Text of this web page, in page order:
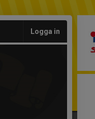
Logga in